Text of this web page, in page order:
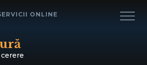
ONLINE